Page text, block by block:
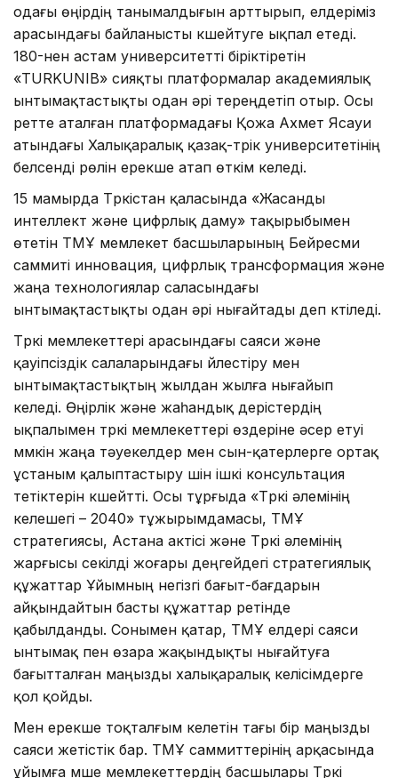
одағы өңірдің танымалдығын арттырып, елдеріміз
арасындағы байланысты күшейтуге ықпал етеді.
180-нен астам университетті біріктіретін
«TURKUNIB» сияқты платформалар академиялық
ынтымақтастықты одан әрі тереңдетіп отыр. Осы
ретте аталған платформадағы Қожа Ахмет Ясауи
атындағы Халықаралық қазақ-түрік университетінің
белсенді рөлін ерекше атап өткім келеді.
15 мамырда Түркістан қаласында «Жасанды
интеллект және цифрлық даму» тақырыбымен
өтетін ТМҰ мемлекет басшыларының Бейресми
саммиті инновация, цифрлық трансформация және
жаңа технологиялар саласындағы
ынтымақтастықты одан әрі нығайтады деп күтіледі.
Түркі мемлекеттері арасындағы саяси және
қауіпсіздік салаларындағы үйлестіру мен
ынтымақтастықтың жылдан жылға нығайып
келеді. Өңірлік және жаһандық үдерістердің
ықпалымен түркі мемлекеттері өздеріне әсер етуі
мүмкін жаңа тәуекелдер мен сын-қатерлерге ортақ
ұстаным қалыптастыру үшін ішкі консультация
тетіктерін күшейтті. Осы тұрғыда «Түркі әлемінің
келешегі – 2040» тұжырымдамасы, ТМҰ
стратегиясы, Астана актісі және Түркі әлемінің
жарғысы секілді жоғары деңгейдегі стратегиялық
құжаттар Ұйымның негізгі бағыт-бағдарын
айқындайтын басты құжаттар ретінде
қабылданды. Сонымен қатар, ТМҰ елдері саяси
ынтымақ пен өзара жақындықты нығайтуға
бағытталған маңызды халықаралық келісімдерге
қол қойды.
Мен ерекше тоқталғым келетін тағы бір маңызды
саяси жетістік бар. ТМҰ саммиттерінің арқасында
ұйымға мүше мемлекеттердің басшылары Түркі